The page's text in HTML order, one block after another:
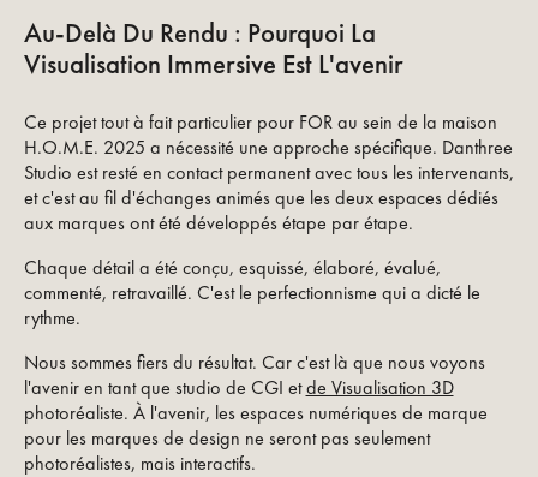
Au-Delà Du Rendu : Pourquoi La
Visualisation Immersive Est L'avenir
Ce projet tout à fait particulier pour FOR au sein de la maison
H.O.M.E. 2025 a nécessité une approche spécifique. Danthree
Studio est resté en contact permanent avec tous les intervenants,
et c'est au fil d'échanges animés que les deux espaces dédiés
aux marques ont été développés étape par étape.
Chaque détail a été conçu, esquissé, élaboré, évalué,
commenté, retravaillé. C'est le perfectionnisme qui a dicté le
rythme.
Nous sommes fiers du résultat. Car c'est là que nous voyons
l'avenir en tant que studio de CGI etde Visualisation 3D
photoréaliste. À l'avenir, les espaces numériques de marque
pour les marques de design ne seront pas seulement
photoréalistes, mais interactifs.